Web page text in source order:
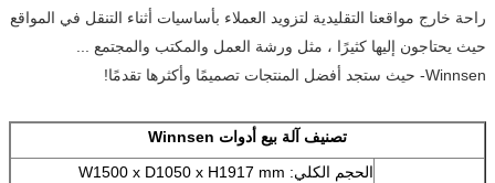
راحة خارج مواقعنا التقليدية لتزويد العملاء بأساسيات أثناء التنقل في المواقع
حيث يحتاجون إليها كثيرًا ، مثل ورشة العمل والمكتب والمجتمع ...
Winnsen- حيث ستجد أفضل المنتجات تصميمًا وأكثرها تقدمًا!
تصنيف آلة بيع أدوات Winnsen
الحجم الكلي: W1500 x D1050 x H1917 mm